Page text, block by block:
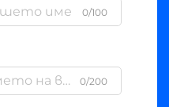
0/100
0/200